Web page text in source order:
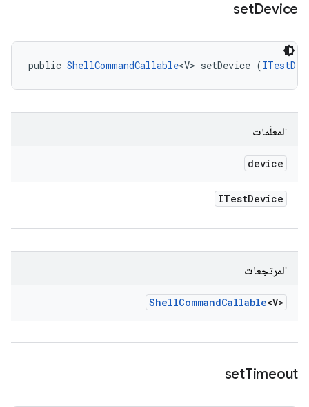
setDevice
public ShellCommandCallable<V> setDevice (
المعلَمات
device
ITestDevice
المرتجعات
ShellCommandCallable<V>
setTimeout